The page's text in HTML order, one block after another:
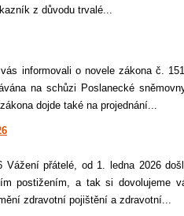
z důvodu trvalé...
informovali o novele zákona č.
na schůzi Poslanecké
dojde také na projednání...
přátelé, od 1. ledna 2026
postižením, a tak si dovolujeme
zdravotní pojištění a zdravotní...